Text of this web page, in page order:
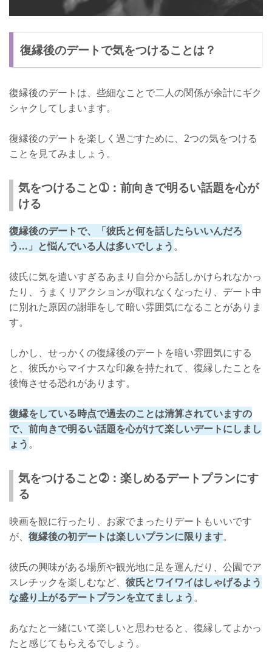
復縁後のデートで気をつけることは？
復縁後のデートは、些細なことで二人の関係が余計にギク
シャクしてしまいます。
復縁後のデートを楽しく過ごすために、2つの気をつける
ことを見てみましょう。
気をつけること➀：前向きで明るい話題を心が
ける
復縁後のデートで、「彼氏と何を話したらいいんだろ
う...」と悩んでいる人は多いでしょう。
彼氏に気を遣いすぎるあまり自分から話しかけられなかっ
たり、うまくリアクションが取れなくなったり、デート中
に別れた原因の謝罪をして暗い雰囲気になることがありま
す。
しかし、せっかくの復縁後のデートを暗い雰囲気にする
と、彼氏からマイナスな印象を持たれて、復縁したことを
後悔させる恐れがあります。
復縁をしている時点で過去のことは清算されていますの
で、前向きで明るい話題を心がけて楽しいデートにしまし
ょう。
気をつけること➁：楽しめるデートプランにす
る
映画を観に行ったり、お家でまったりデートもいいです
が、 復縁後の初デートは楽しいプランに限ります。
彼氏の興味がある場所や観光地に足を運んだり、公園でア
スレチックを楽しむなど、 彼氏とワイワイはしゃげるよう
な盛り上がるデートプランを立てましょう。
あなたと一緒にいて楽しいと思わせると、復縁してよかっ
たと感じてもらえるでしょう。